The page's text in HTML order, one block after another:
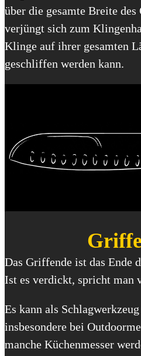
über die gesamte Breite
verjüngt sich zum
Klinge auf ihrer gesamten
geschliffen werden kann.
Das Griffende ist das Ende
Ist es verdickt, spricht man
Es kann als
insbesondere bei
manche Küchenmesser